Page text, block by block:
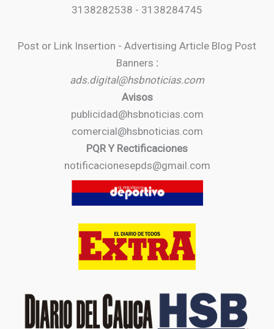
3138282538 - 3138284745
Post or Link Insertion - Advertising Article Blog Post
Banners :
ads.digital@hsbnoticias.com
Avisos
publicidad@hsbnoticias.com
comercial@hsbnoticias.com
PQR Y Rectificaciones
notificacionesepds@gmail.com